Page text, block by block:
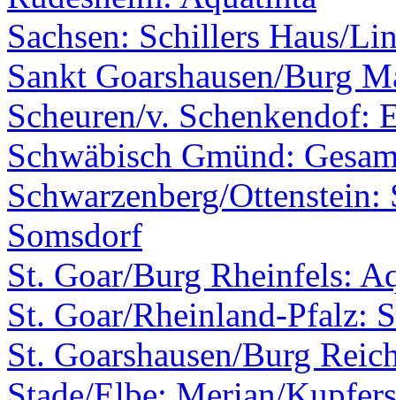
Sachsen: Schillers Haus/
Sankt Goarshausen/Burg
Scheuren/v. Schenkendof:
Schwäbisch Gmünd:
Schwarzenberg/Ottenstein:
Somsdorf
St. Goar/Burg Rheinfels:
St. Goar/Rheinland-Pfalz:
St. Goarshausen/Burg